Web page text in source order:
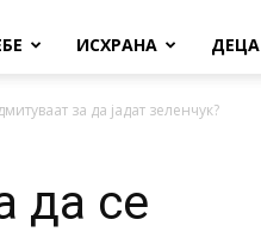
ИСХРАНА ДЕЦА
за да јадат зеленчук?
да се